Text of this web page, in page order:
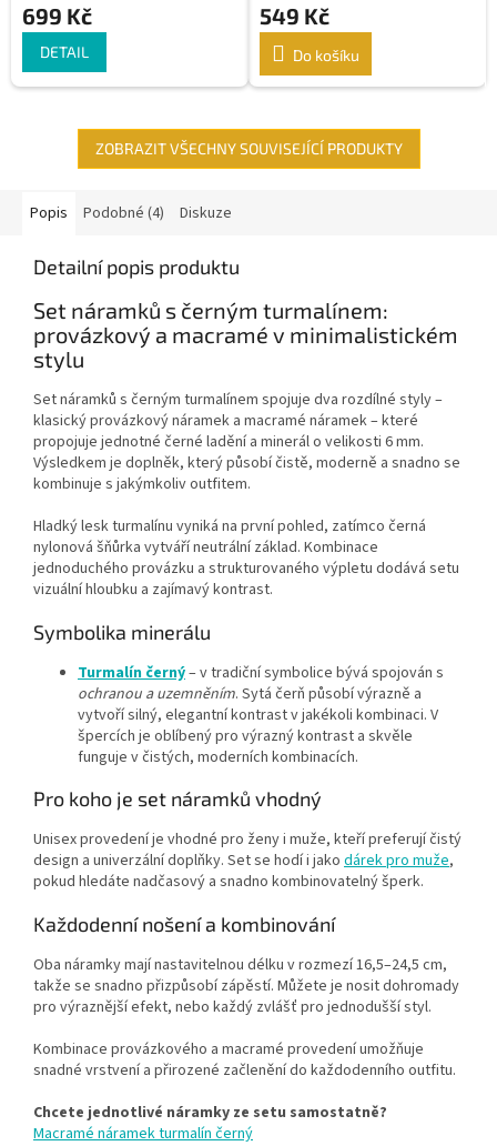
699 Kč
DETAIL
549 Kč
Do košíku
ZOBRAZIT VŠECHNY SOUVISEJÍCÍ PRODUKTY
Popis Podobné (4) Diskuze
Detailní popis produktu
Set náramků s černým turmalínem:
provázkový a macramé v minimalistickém
stylu
Set náramků s černým turmalínem spojuje dva rozdílné styly –
klasický provázkový náramek a macramé náramek – které
propojuje jednotné černé ladění a minerál o velikosti 6 mm.
Výsledkem je doplněk, který působí čistě, moderně a snadno se
kombinuje s jakýmkoliv outfitem.
Hladký lesk turmalínu vyniká na první pohled, zatímco černá
nylonová šňůrka vytváří neutrální základ. Kombinace
jednoduchého provázku a strukturovaného výpletu dodává setu
vizuální hloubku a zajímavý kontrast.
Symbolika minerálu
Turmalín černý– v tradiční symbolice bývá spojován s
ochranou a uzemněním. Sytá čerň působí výrazně a
vytvoří silný, elegantní kontrast v jakékoli kombinaci. V
špercích je oblíbený pro výrazný kontrast a skvěle
funguje v čistých, moderních kombinacích.
Pro koho je set náramků vhodný
Unisex provedení je vhodné pro ženy i muže, kteří preferují čistý
design a univerzální doplňky. Set se hodí i jako dárek pro muže,
pokud hledáte nadčasový a snadno kombinovatelný šperk.
Každodenní nošení a kombinování
Oba náramky mají nastavitelnou délku v rozmezí 16,5–24,5 cm,
takže se snadno přizpůsobí zápěstí. Můžete je nosit dohromady
pro výraznější efekt, nebo každý zvlášť pro jednodušší styl.
Kombinace provázkového a macramé provedení umožňuje
snadné vrstvení a přirozené začlenění do každodenního outfitu.
Chcete jednotlivé náramky ze setu samostatně?
Macramé náramek turmalín černý